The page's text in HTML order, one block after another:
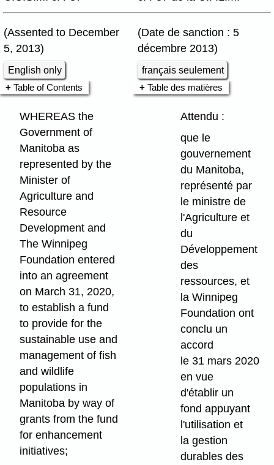
(Assented to December
5, 2013)
(Date de sanction : 5
décembre 2013)
English only
français seulement
Table of Contents
Table des matières
WHEREAS the
Government of
Manitoba as
represented by the
Minister of
Agriculture and
Resource
Development and
The Winnipeg
Foundation entered
into an agreement
on March 31, 2020,
to establish a fund
to provide for the
sustainable use and
management of fish
and wildlife
populations in
Manitoba by way of
grants from the fund
for enhancement
initiatives;
Attendu :
que le
gouvernement
du Manitoba,
représenté par
le ministre de
l'Agriculture et
du
Développement
des
ressources, et
la Winnipeg
Foundation ont
conclu un
accord
le 31 mars 2020
en vue
d'établir un
fond appuyant
l'utilisation et
la gestion
durables des